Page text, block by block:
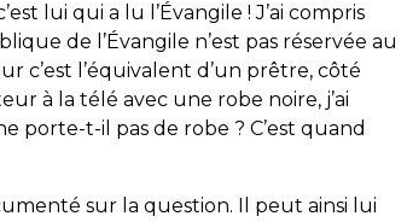
lui qui a lu l’Évangile ! J’ai compris
de l’Évangile n’est pas réservée au
c’est l’équivalent d’un prêtre, côté
à la télé avec une robe noire, j’ai
porte-t-il pas de robe ? C’est quand
sur la question. Il peut ainsi lui